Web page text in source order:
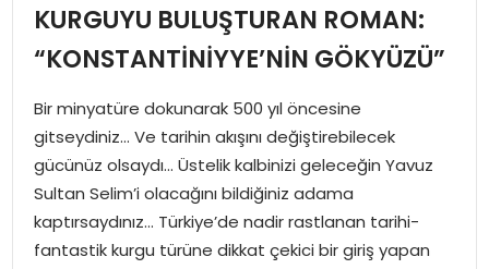
SPOR
TEKNOLOJI
SAĞLIK
MAGAZIN
KURGUYU BULUŞTURAN ROMAN:
“KONSTANTİNİYYE’NİN GÖKYÜZÜ”
Bir minyatüre dokunarak 500 yıl öncesine
gitseydiniz… Ve tarihin akışını değiştirebilecek
gücünüz olsaydı… Üstelik kalbinizi geleceğin Yavuz
Sultan Selim’i olacağını bildiğiniz adama
kaptırsaydınız… Türkiye’de nadir rastlanan tarihi-
fantastik kurgu türüne dikkat çekici bir giriş yapan